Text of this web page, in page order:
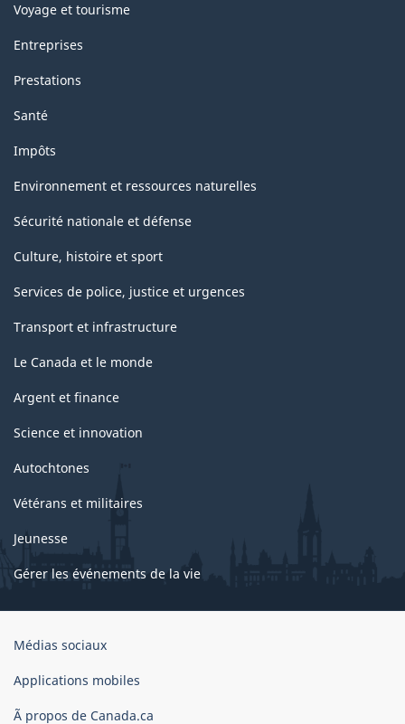
Voyage et tourisme
Entreprises
Prestations
Santé
Impôts
Environnement et ressources naturelles
Sécurité nationale et défense
Culture, histoire et sport
Services de police, justice et urgences
Transport et infrastructure
Le Canada et le monde
Argent et finance
Science et innovation
Autochtones
Vétérans et militaires
Jeunesse
Gérer les événements de la vie
Organisation
gouvernement
Canada
Médias sociaux
Applications mobiles
Ã propos de Canada.ca